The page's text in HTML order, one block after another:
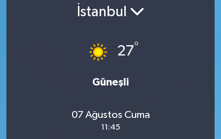
İstanbul
27°
Güneşli
07 Ağustos Cuma
11:45